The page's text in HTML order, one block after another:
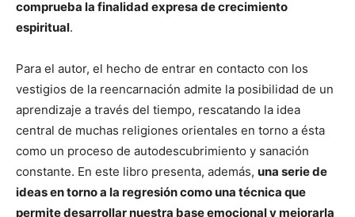
comprueba la finalidad expresa de crecimiento
espiritual.
Para el autor, el hecho de entrar en contacto con los
vestigios de la reencarnación admite la posibilidad de un
aprendizaje a través del tiempo, rescatando la idea
central de muchas religiones orientales en torno a ésta
como un proceso de autodescubrimiento y sanación
constante. En este libro presenta, además, una serie de
ideas en torno a la regresión como una técnica que
permite desarrollar nuestra base emocional y mejorarla